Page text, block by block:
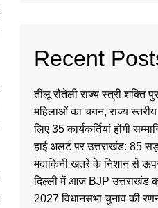
Recent
तीलू रौतेली राज्य स्त्री शक्ति
महिलाओं का चयन, राज्य
लिए 35 कार्यकर्तियां होंगी
हाई अलर्ट पर उत्तराखंड: 85
मंदाकिनी खतरे के निशान से
दिल्ली में आज BJP उत्तराखंड
2027 विधानसभा चुनाव की